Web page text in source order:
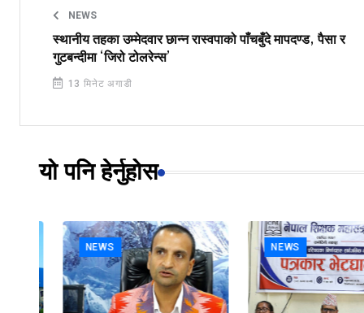
NEWS
स्थानीय तहका उम्मेदवार छान्न रास्वपाको पाँचबुँदे मापदण्ड, पैसा र
गुटबन्दीमा ‘जिरो टोलरेन्स’
13 मिनेट अगाडी
यो पनि हेर्नुहोस
NEWS NEWS